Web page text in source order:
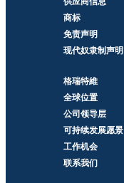
商标
免责声明
现代奴隶制声明
格瑞特維
全球位置
公司领导层
可持续发展愿景
工作机会
联系我们